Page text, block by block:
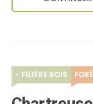
- FILIÈRE BOIS